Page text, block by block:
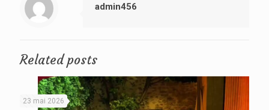
admin456
Related posts
23 mai 2026